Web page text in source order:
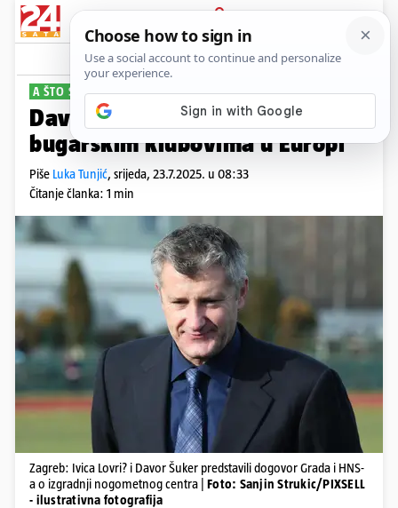
PRIJAVA
Sport Komentari
A ŠTO S RIJEKOM!?
Davor Šuker: Želim sreću svim
bugarskim klubovima u Europi
Piše Luka Tunjić, srijeda, 23.7.2025. u 08:33
Čitanje članka: 1 min
Zagreb: Ivica Lovri? i Davor Šuker predstavili dogovor Grada i HNS-
a o izgradnji nogometnog centra | Foto: Sanjin Strukic/PIXSELL
- ilustrativna fotografija